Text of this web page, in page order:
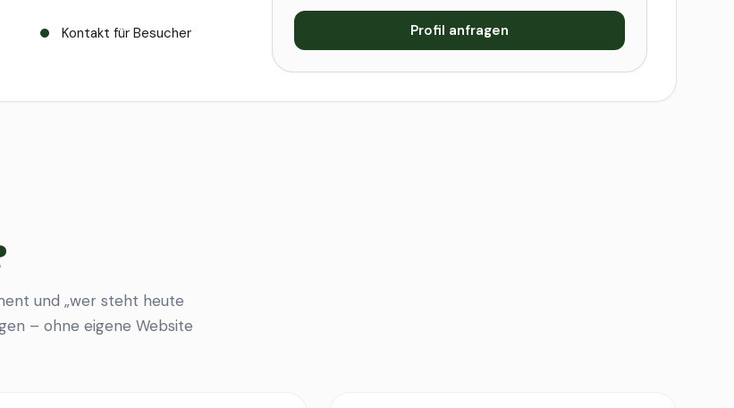
Kontakt für Besucher Profil anfragen
und „wer steht heute
– ohne eigene Website